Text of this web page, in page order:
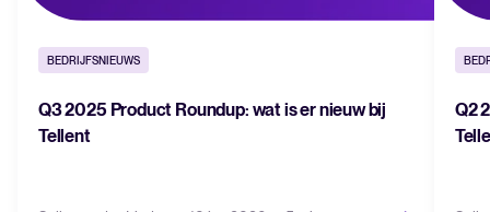
BEDRIJFSNIEUWS
Q3 2025 Product Roundup: wat is er nieuw bij
Tellent
Q2